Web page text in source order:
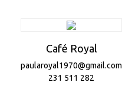
Café Royal
paularoyal1970@gmail.com
231 511 282